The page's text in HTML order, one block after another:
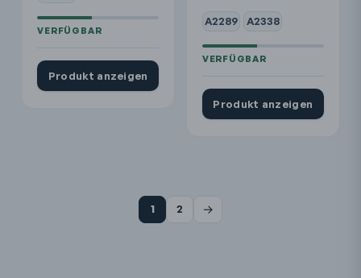
Produkt anzeigen
A2289 A2338
Produkt anzeigen
1 2 →